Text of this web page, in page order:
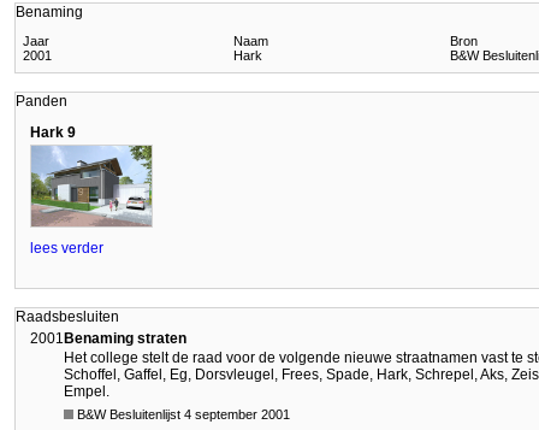
Benaming
Jaar Naam
Bron
2001
Hark B&W
Panden
Hark 9
lees verder
Raadsbesluiten
2001 Benaming straten
Het college stelt de raad voor de volgende nieuwe straatnamen vast te
Schoffel, Gaffel, Eg, Dorsvleugel, Frees, Spade, Hark, Schrepel, Aks,
Empel.
B&W Besluitenlijst 4 september 2001